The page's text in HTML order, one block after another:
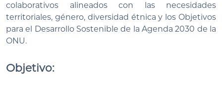
colaborativos alineados con las necesidades
territoriales, género, diversidad étnica y los Objetivos
para el Desarrollo Sostenible de la Agenda 2030 de la
ONU.
Objetivo: